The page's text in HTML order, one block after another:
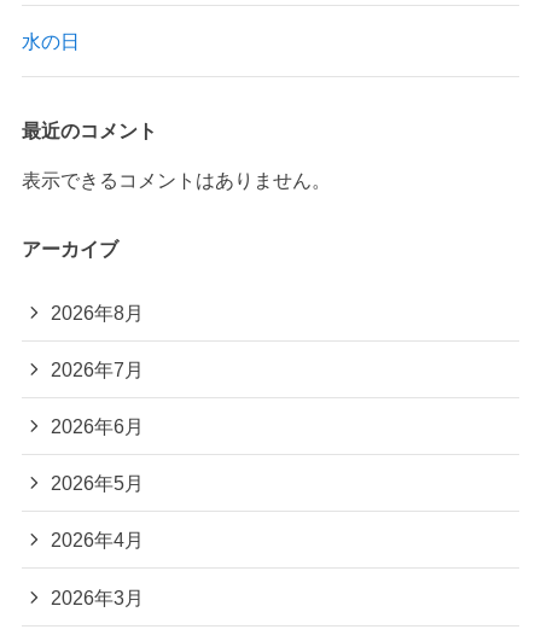
水の日
最近のコメント
表示できるコメントはありません。
アーカイブ
2026年8月
2026年7月
2026年6月
2026年5月
2026年4月
2026年3月